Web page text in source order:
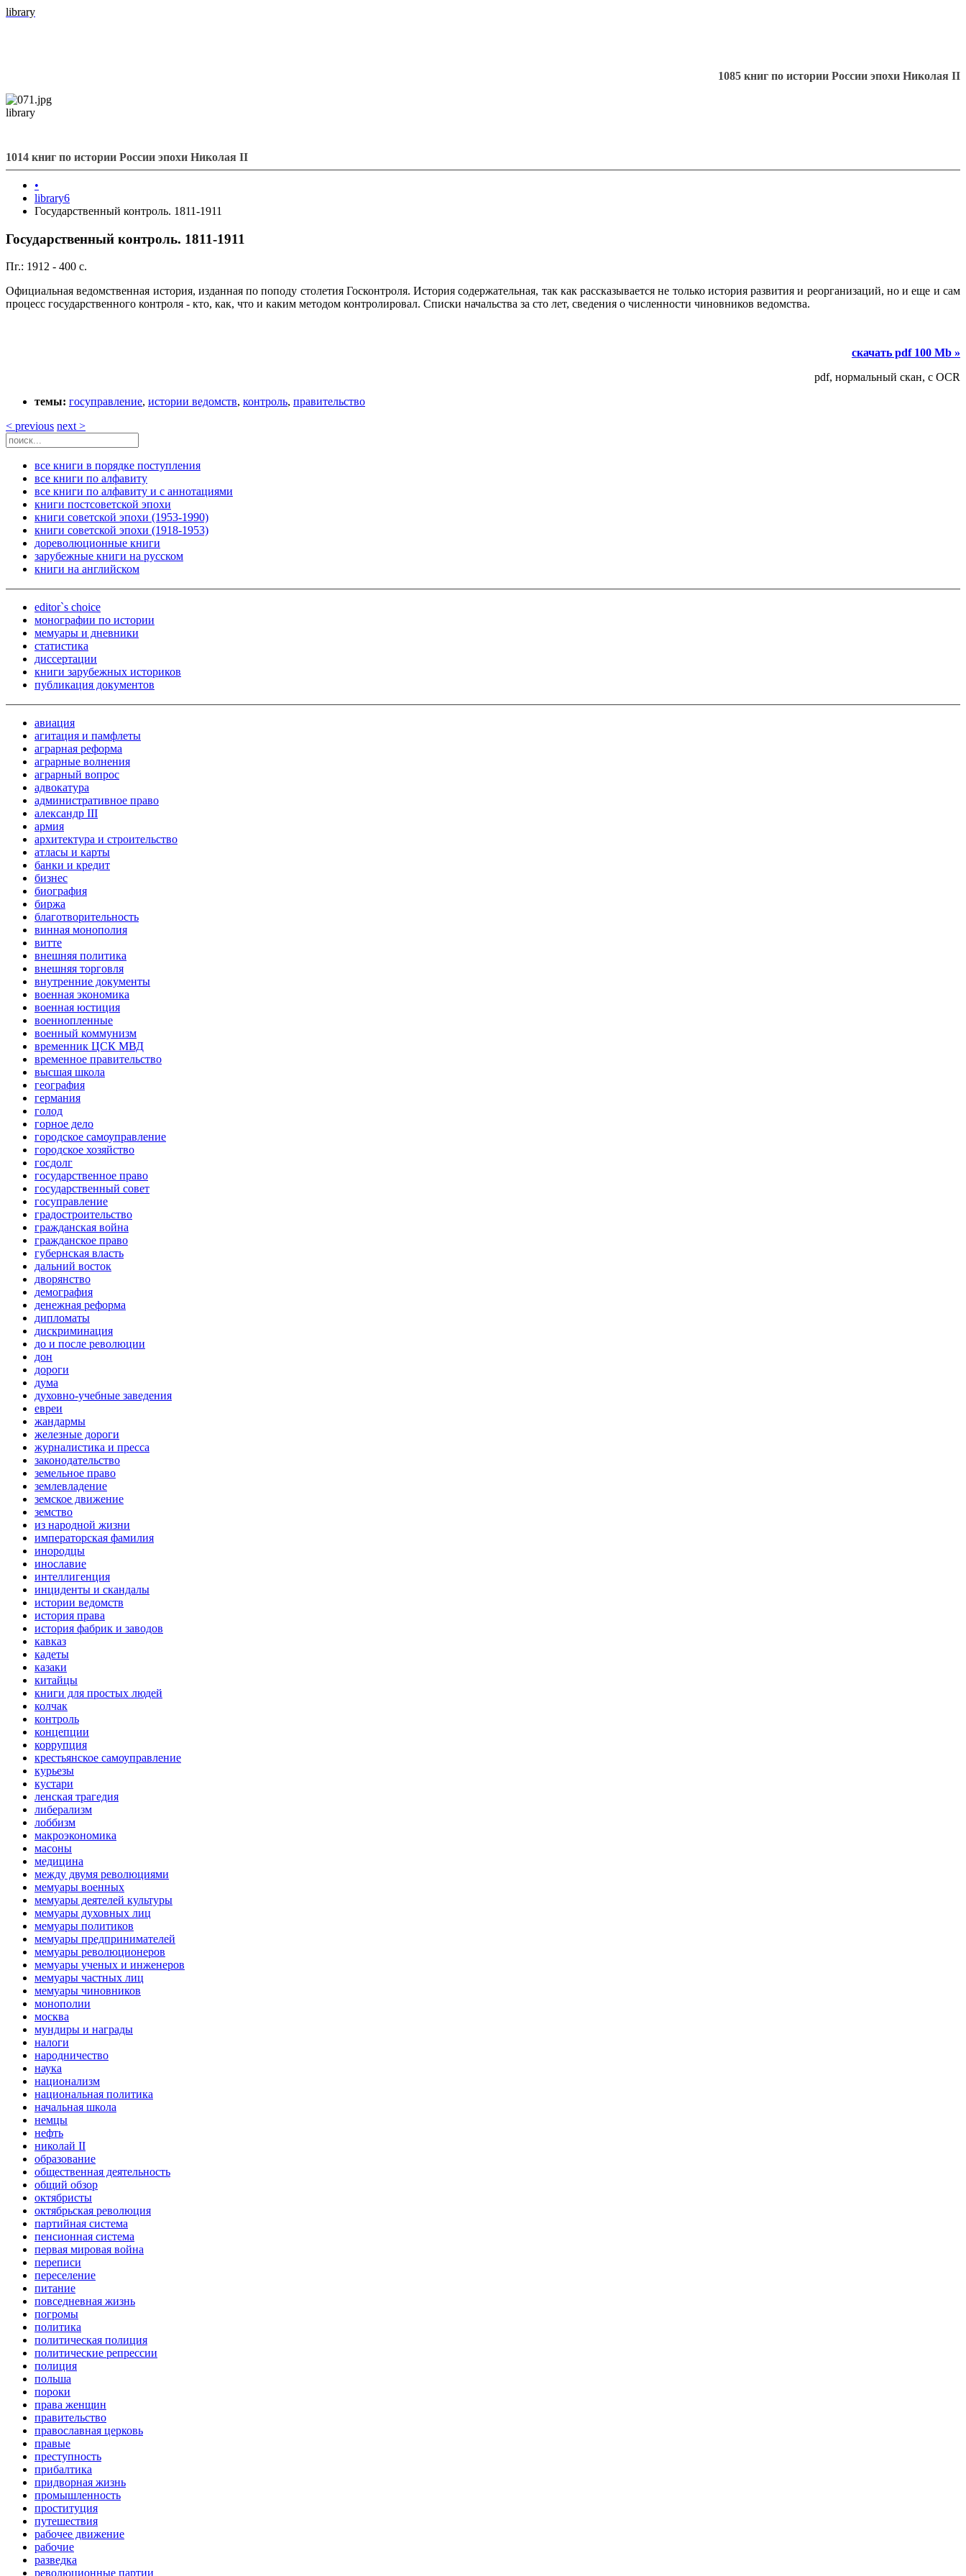
library
1085 книг по истории России эпохи Николая II
library
1014 книг по истории России эпохи Николая II
•
library6
Государственный контроль. 1811-1911
Государственный контроль. 1811-1911
Пг.: 1912 - 400 с.
Официальная ведомственная история, изданная по поподу столетия Госконтроля. История содержательная, так как рассказывается не только история развития и реорганизаций, но и еще и сам
процесс государственного контроля - кто, как, что и каким методом контролировал. Списки начальства за сто лет, сведения о численности чиновников ведомства.
скачать pdf 100 Mb »
pdf, нормальный скан, с OCR
темы: госуправление, истории ведомств, контроль, правительство
< previous next >
все книги в порядке поступления
все книги по алфавиту
все книги по алфавиту и с аннотациями
книги постсоветской эпохи
книги советской эпохи (1953-1990)
книги советской эпохи (1918-1953)
дореволюционные книги
зарубежные книги на русском
книги на английском
editor`s choice
монографии по истории
мемуары и дневники
статистика
диссертации
книги зарубежных историков
публикация документов
авиация
агитация и памфлеты
аграрная реформа
аграрные волнения
аграрный вопрос
адвокатура
административное право
александр III
армия
архитектура и строительство
атласы и карты
банки и кредит
бизнес
биография
биржа
благотворительность
винная монополия
витте
внешняя политика
внешняя торговля
внутренние документы
военная экономика
военная юстиция
военнопленные
военный коммунизм
временник ЦСК МВД
временное правительство
высшая школа
география
германия
голод
горное дело
городское самоуправление
городское хозяйство
госдолг
государственное право
государственный совет
госуправление
градостроительство
гражданская война
гражданское право
губернская власть
дальний восток
дворянство
демография
денежная реформа
дипломаты
дискриминация
до и после революции
дон
дороги
дума
духовно-учебные заведения
евреи
жандармы
железные дороги
журналистика и пресса
законодательство
земельное право
землевладение
земское движение
земство
из народной жизни
императорская фамилия
инородцы
инославие
интеллигенция
инциденты и скандалы
истории ведомств
история права
история фабрик и заводов
кавказ
кадеты
казаки
китайцы
книги для простых людей
колчак
контроль
концепции
коррупция
крестьянское самоуправление
курьезы
кустари
ленская трагедия
либерализм
лоббизм
макроэкономика
масоны
медицина
между двумя революциями
мемуары военных
мемуары деятелей культуры
мемуары духовных лиц
мемуары политиков
мемуары предпринимателей
мемуары революционеров
мемуары ученых и инженеров
мемуары частных лиц
мемуары чиновников
монополии
москва
мундиры и награды
налоги
народничество
наука
национализм
национальная политика
начальная школа
немцы
нефть
николай II
образование
общественная деятельность
общий обзор
октябристы
октябрьская революция
партийная система
пенсионная система
первая мировая война
переписи
переселение
питание
повседневная жизнь
погромы
политика
политическая полиция
политические репрессии
полиция
польша
пороки
права женщин
правительство
православная церковь
правые
преступность
прибалтика
придворная жизнь
промышленность
проституция
путешествия
рабочее движение
рабочие
разведка
революционные партии